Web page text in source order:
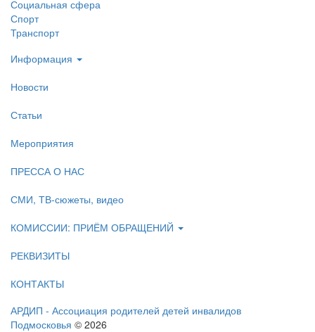
Социальная сфера
Спорт
Транспорт
Информация
Новости
Статьи
Мероприятия
ПРЕССА О НАС
СМИ, ТВ-сюжеты, видео
КОМИССИИ: ПРИЁМ ОБРАЩЕНИЙ
РЕКВИЗИТЫ
КОНТАКТЫ
АРДИП - Ассоциация родителей детей инвалидов
Подмосковья © 2026